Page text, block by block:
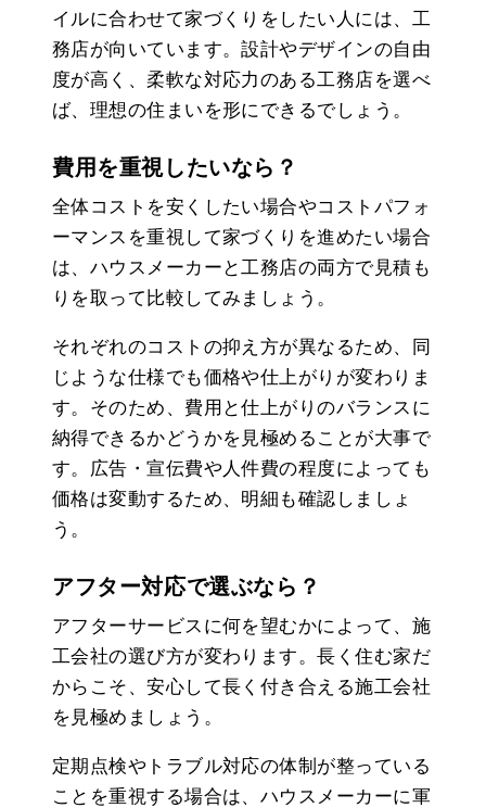
イルに合わせて家づくりをしたい人には、工
務店が向いています。設計やデザインの自由
度が高く、柔軟な対応力のある工務店を選べ
ば、理想の住まいを形にできるでしょう。
費用を重視したいなら？
全体コストを安くしたい場合やコストパフォ
ーマンスを重視して家づくりを進めたい場合
は、ハウスメーカーと工務店の両方で見積も
りを取って比較してみましょう。
それぞれのコストの抑え方が異なるため、同
じような仕様でも価格や仕上がりが変わりま
す。そのため、費用と仕上がりのバランスに
納得できるかどうかを見極めることが大事で
す。広告・宣伝費や人件費の程度によっても
価格は変動するため、明細も確認しましょ
う。
アフター対応で選ぶなら？
アフターサービスに何を望むかによって、施
工会社の選び方が変わります。長く住む家だ
からこそ、安心して長く付き合える施工会社
を見極めましょう。
定期点検やトラブル対応の体制が整っている
ことを重視する場合は、ハウスメーカーに軍